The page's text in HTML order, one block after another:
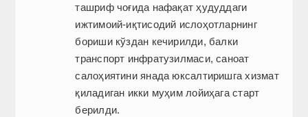
ташриф чоғида нафақат ҳудуддаги
ижтимоий-иқтисодий ислоҳотларнинг
бориши кўздан кечирилди, балки
транспорт инфратузилмаси, саноат
салоҳиятини янада юксалтиришга хизмат
қиладиган икки муҳим лойиҳага старт
берилди.